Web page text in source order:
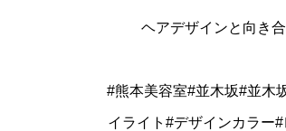
ヘアデザインと向き
#熊本美容室#並木坂#並木
イライト#デザインカラー